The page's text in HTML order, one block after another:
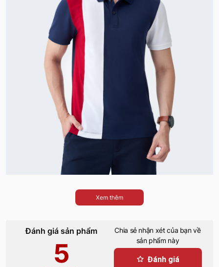
Xem thêm
Đánh giá sản phẩm
5
Chia sẻ nhận xét của bạn về
sản phẩm này
Đánh giá